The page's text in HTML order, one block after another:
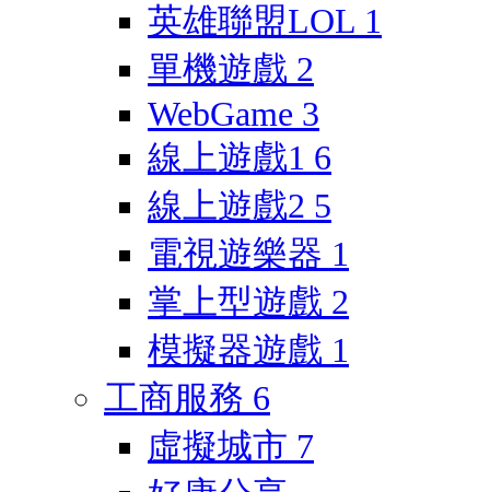
英雄聯盟LOL 1
單機遊戲 2
WebGame 3
線上遊戲1 6
線上遊戲2 5
電視遊樂器 1
掌上型遊戲 2
模擬器遊戲 1
工商服務 6
虛擬城市 7